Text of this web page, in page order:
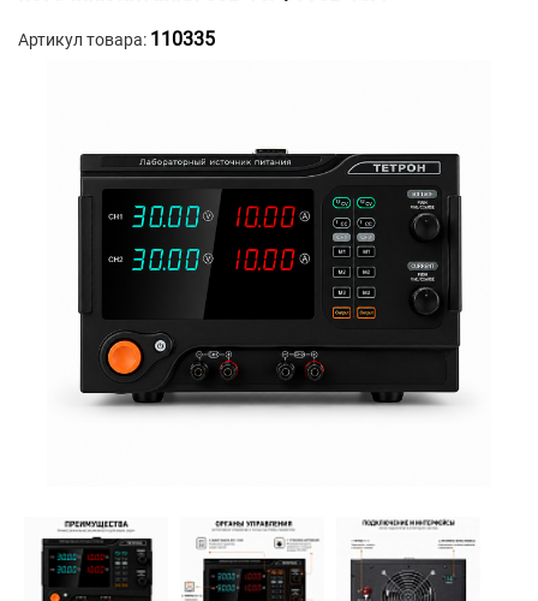
Артикул товара: 110335